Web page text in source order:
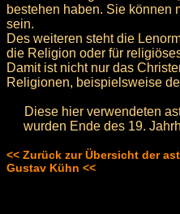
bestehen haben. Sie können
sein.
Des weiteren steht die
die Religion oder für
Damit ist nicht nur das
Religionen, beispielsweise
Diese hier verwendeten
wurden Ende des 19.
<< Zurück zur Übersicht der
Gustav Kühn <<